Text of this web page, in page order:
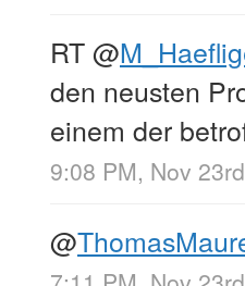
RT@
den neusten
einem der
9:08 PM, Nov
@